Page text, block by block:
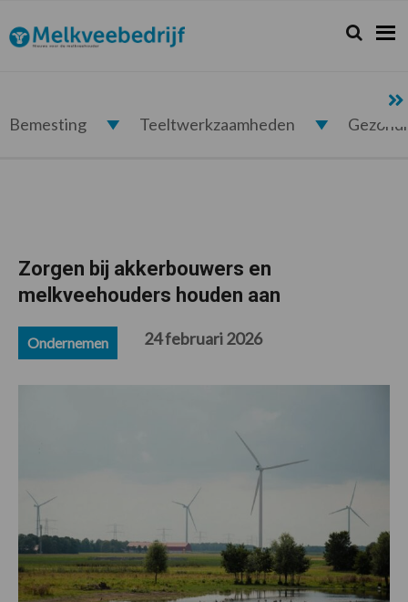
de
hoofdnavigatie
de
hoofd
de
eerste
de
voettekst
Melkveebedrijf.nl Zoeken...
Zoek
Bemesting Teeltwerkzaamheden
Zorgen bij akkerbouwers en
melkveehouders houden aan
Ondernemen 24 februari 2026